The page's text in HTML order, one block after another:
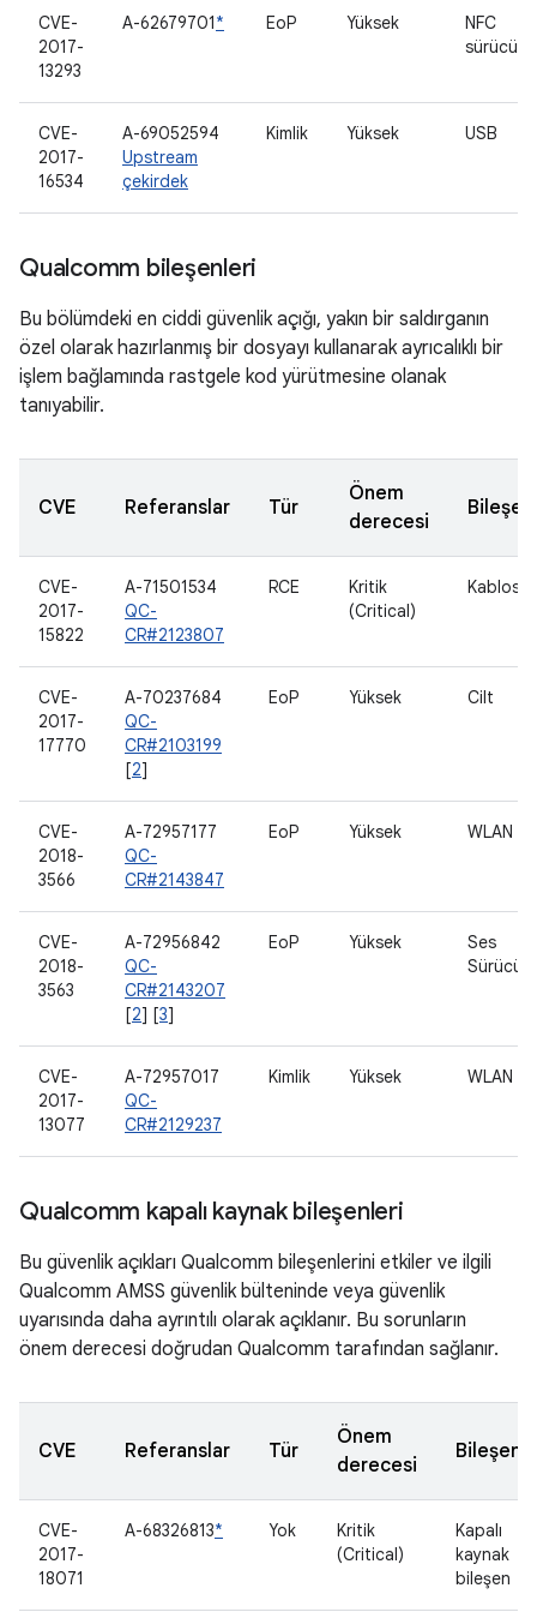
CVE-
2017-
13293
A-62679701* EoP Yüksek
NFC
sürücüsü
CVE-
2017-
16534
A-69052594
Upstream
çekirdek
Kimlik Yüksek USB
Qualcomm bileşenleri
Bu bölümdeki en ciddi güvenlik açığı, yakın bir saldırganın
özel olarak hazırlanmış bir dosyayı kullanarak ayrıcalıklı bir
işlem bağlamında rastgele kod yürütmesine olanak
tanıyabilir.
CVE Referanslar Tür
Önem
derecesi
Bileşen
CVE-
2017-
15822
A-71501534
QC-
CR#2123807
RCE
Kritik
(Critical)
CVE-
2017-
17770
A-70237684
QC-
CR#2103199
[2]
EoP Yüksek Cilt
CVE-
2018-
3566
A-72957177
QC-
CR#2143847
EoP Yüksek WLAN
CVE-
2018-
3563
A-72956842
QC-
CR#2143207
[2] [3]
EoP Yüksek
Ses
CVE-
2017-
13077
A-72957017
QC-
CR#2129237
Kimlik Yüksek WLAN
Qualcomm kapalı kaynak bileşenleri
Bu güvenlik açıkları Qualcomm bileşenlerini etkiler ve ilgili
Qualcomm AMSS güvenlik bülteninde veya güvenlik
uyarısında daha ayrıntılı olarak açıklanır. Bu sorunların
önem derecesi doğrudan Qualcomm tarafından sağlanır.
CVE Referanslar Tür
Önem
derecesi
Bileşen
CVE-
2017-
18071
A-68326813* Yok
Kritik
(Critical)
Kapalı
kaynak
bileşen